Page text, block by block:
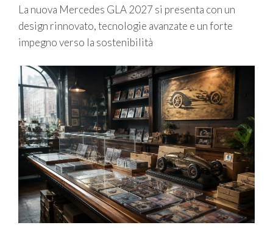
La nuova Mercedes GLA 2027 si presenta con un
design rinnovato, tecnologie avanzate e un forte
impegno verso la sostenibilità